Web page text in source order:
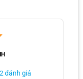
phía trước VF3
bảo hành.
đánh giá